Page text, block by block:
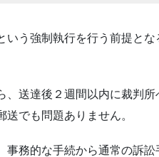
いう強制執行を行う前提と
、送達後２週間以内に裁判
でも問題ありません。
務的な手続から通常の訴訟